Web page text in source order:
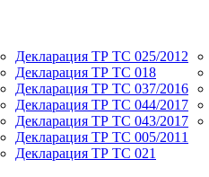
Декларация ТР ТС 025/2012
Декларация ТР ТС 018
Декларация ТР ТС 037/2016
Декларация ТР ТС 044/2017
Декларация ТР ТС 043/2017
Декларация ТР ТС 005/2011
Декларация ТР ТС 021